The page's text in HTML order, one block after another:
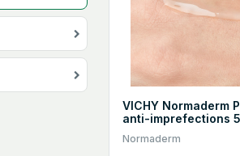
VICHY Normaderm
anti-imprefections
Normaderm